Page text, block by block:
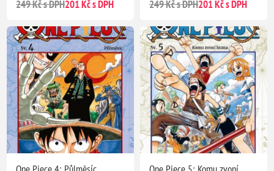
249 Kč s DPH201 Kč s DPH
249 Kč s DPH201 Kč s DPH